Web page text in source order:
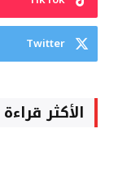
Twitter
الأكثر قراءة